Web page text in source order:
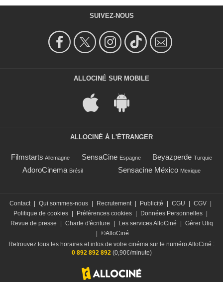
SUIVEZ-NOUS
ALLOCINÉ SUR MOBILE
ALLOCINÉ À L'ÉTRANGER
Filmstarts Allemagne SensaCine Espagne Beyazperde Turquie
AdoroCinema Brésil Sensacine México Mexique
Contact Qui sommes-nous Recrutement Publicité CGU CGV
Politique de cookies
Préférences cookies Données Personnelles
Revue de presse
Charte d'écriture Les services AlloCiné
Gérer Utiq
©AlloCiné
Retrouvez tous les horaires et infos de votre cinéma sur le numéro AlloCiné :
0 892 892 892(0,90€/minute)